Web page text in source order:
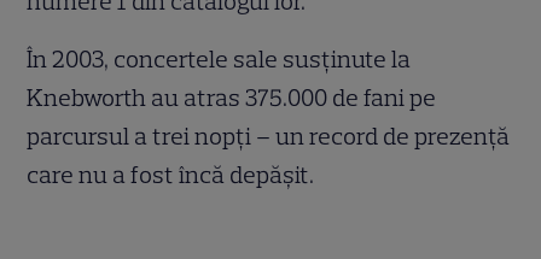
În 2003, concertele sale susținute la
Knebworth au atras 375.000 de fani pe
parcursul a trei nopți – un record de prezență
care nu a fost încă depășit.